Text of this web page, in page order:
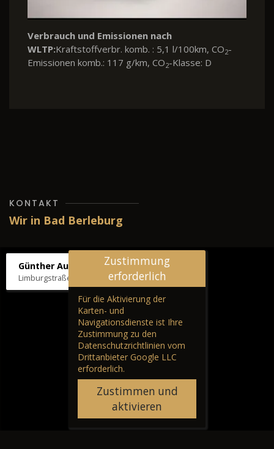
Verbrauch und Emissionen nach
WLTP:Kraftstoffverbr. komb. : 5,1 l/100km, CO2-
Emissionen komb.: 117 g/km, CO2-Klasse: D
KONTAKT
Wir in Bad Berleburg
Günther Autos & Service
Limburgstraße 39, 57319 Bad Berleburg
Zustimmung
erforderlich
Für die Aktivierung der
Karten- und
Navigationsdienste ist Ihre
Zustimmung zu den
Datenschutzrichtlinien vom
Drittanbieter Google LLC
erforderlich.
Zustimmen und
aktivieren